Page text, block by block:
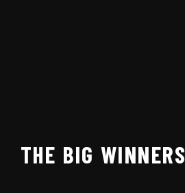
THE BIG WINNERS